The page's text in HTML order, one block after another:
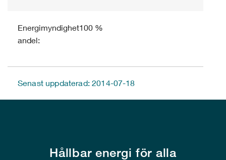
Energimyndighetens
andel:
100 %
Senast uppdaterad: 2014-07-18
Hållbar energi för alla